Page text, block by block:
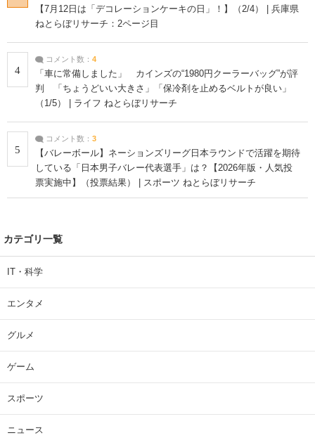
【7月12日は「デコレーションケーキの日」！】（2/4） | 兵庫県
ねとらぼリサーチ：2ページ目
4
コメント数： 4
「車に常備しました」 カインズの“1980円クーラーバッグ”が評
判 「ちょうどいい大きさ」「保冷剤を止めるベルトが良い」
（1/5） | ライフ ねとらぼリサーチ
5
コメント数： 3
【バレーボール】ネーションズリーグ日本ラウンドで活躍を期待
している「日本男子バレー代表選手」は？【2026年版・人気投
票実施中】（投票結果） | スポーツ ねとらぼリサーチ
カテゴリ一覧
IT・科学
エンタメ
グルメ
ゲーム
スポーツ
ニュース